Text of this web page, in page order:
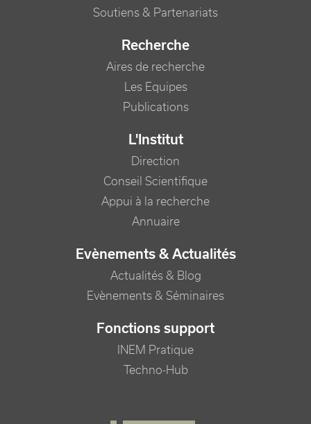
Soutiens & Partenariats
Recherche
Aires de recherche
Les Equipes
Publications
L'Institut
Direction
Conseil Scientifique
Appui à la recherche
Annuaire
Evènements & Actualités
Actualités & Blog
Evènements & Séminaires
Fonctions support
INEM Pratique
Techno-Hub